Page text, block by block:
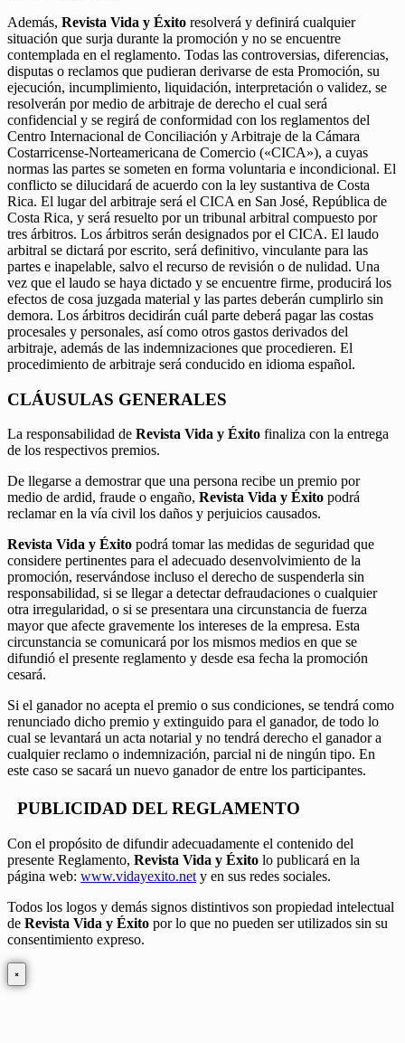
Además, Revista Vida y Éxito resolverá y definirá cualquier
situación que surja durante la promoción y no se encuentre
contemplada en el reglamento. Todas las controversias, diferencias,
disputas o reclamos que pudieran derivarse de esta Promoción, su
ejecución, incumplimiento, liquidación, interpretación o validez, se
resolverán por medio de arbitraje de derecho el cual será
confidencial y se regirá de conformidad con los reglamentos del
Centro Internacional de Conciliación y Arbitraje de la Cámara
Costarricense-Norteamericana de Comercio («CICA»), a cuyas
normas las partes se someten en forma voluntaria e incondicional. El
conflicto se dilucidará de acuerdo con la ley sustantiva de Costa
Rica. El lugar del arbitraje será el CICA en San José, República de
Costa Rica, y será resuelto por un tribunal arbitral compuesto por
tres árbitros. Los árbitros serán designados por el CICA. El laudo
arbitral se dictará por escrito, será definitivo, vinculante para las
partes e inapelable, salvo el recurso de revisión o de nulidad. Una
vez que el laudo se haya dictado y se encuentre firme, producirá los
efectos de cosa juzgada material y las partes deberán cumplirlo sin
demora. Los árbitros decidirán cuál parte deberá pagar las costas
procesales y personales, así como otros gastos derivados del
arbitraje, además de las indemnizaciones que procedieren. El
procedimiento de arbitraje será conducido en idioma español.
CLÁUSULAS GENERALES
La responsabilidad de Revista Vida y Éxito finaliza con la entrega
de los respectivos premios.
De llegarse a demostrar que una persona recibe un premio por
medio de ardid, fraude o engaño, Revista Vida y Éxito podrá
reclamar en la vía civil los daños y perjuicios causados.
Revista Vida y Éxito podrá tomar las medidas de seguridad que
considere pertinentes para el adecuado desenvolvimiento de la
promoción, reservándose incluso el derecho de suspenderla sin
responsabilidad, si se llegar a detectar defraudaciones o cualquier
otra irregularidad, o si se presentara una circunstancia de fuerza
mayor que afecte gravemente los intereses de la empresa. Esta
circunstancia se comunicará por los mismos medios en que se
difundió el presente reglamento y desde esa fecha la promoción
cesará.
Si el ganador no acepta el premio o sus condiciones, se tendrá como
renunciado dicho premio y extinguido para el ganador, de todo lo
cual se levantará un acta notarial y no tendrá derecho el ganador a
cualquier reclamo o indemnización, parcial ni de ningún tipo. En
este caso se sacará un nuevo ganador de entre los participantes.
PUBLICIDAD DEL REGLAMENTO
Con el propósito de difundir adecuadamente el contenido del
presente Reglamento, Revista Vida y Éxito lo publicará en la
página web: www.vidayexito.net y en sus redes sociales.
Todos los logos y demás signos distintivos son propiedad intelectual
de Revista Vida y Éxito por lo que no pueden ser utilizados sin su
consentimiento expreso.
×